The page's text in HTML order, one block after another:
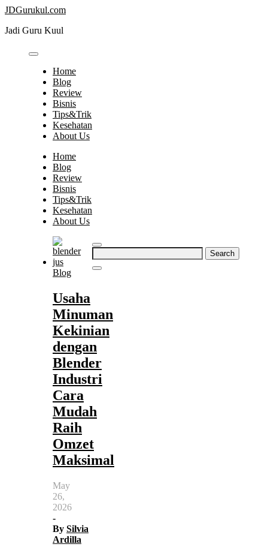
Skip
content
JDGurukul.com
Jadi Guru Kuul
Home
Blog
Review
Bisnis
Tips&Trik
Kesehatan
About Us
Home
Blog
Review
Bisnis
Tips&Trik
Kesehatan
About Us
Search
for:
Blog
Usaha
Minuman
Kekinian
dengan
Blender
Industri
Cara
Mudah
Raih
Omzet
Maksimal
May
26,
2026
-
By Silvia
Ardilla